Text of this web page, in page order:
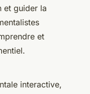
et guider la
et
interactive,